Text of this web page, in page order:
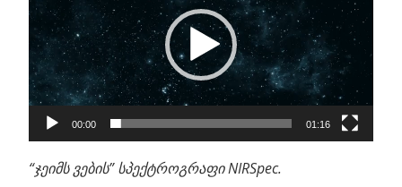
00:00 01:16
“ჯეიმს ვების” სპექტროგრაფი NIRSpec.